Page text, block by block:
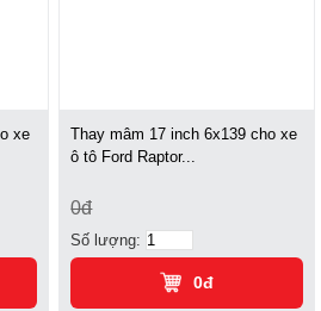
xe
Thay mâm 17 inch 6x139 cho xe
ô tô Ford Raptor...
0đ
Số lượng:
0đ